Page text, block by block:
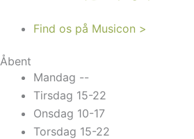
Find os på Musicon >
Åbent
Mandag --
Tirsdag 15-22
Onsdag 10-17
Torsdag 15-22